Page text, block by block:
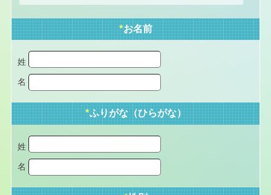
★お名前
姓
名
★ふりがな（ひらがな）
姓
名